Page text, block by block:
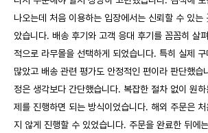
나오는데 처음 이용하는 입장에서는 신뢰할 수 있는
았습니다. 배송 후기와 고객 응대 후기를 꼼꼼히 살
적으로 라무몰을 선택하게 되었습니다. 특히 실제
많았고 배송 관련 평가도 안정적인 편이라 판단했습
정은 생각보다 간단했습니다. 복잡한 절차 없이 원
제를 진행하면 되는 방식이었습니다. 해외 주문은
지 않게 진행할 수 있었습니다. 주문을 완료한 뒤에